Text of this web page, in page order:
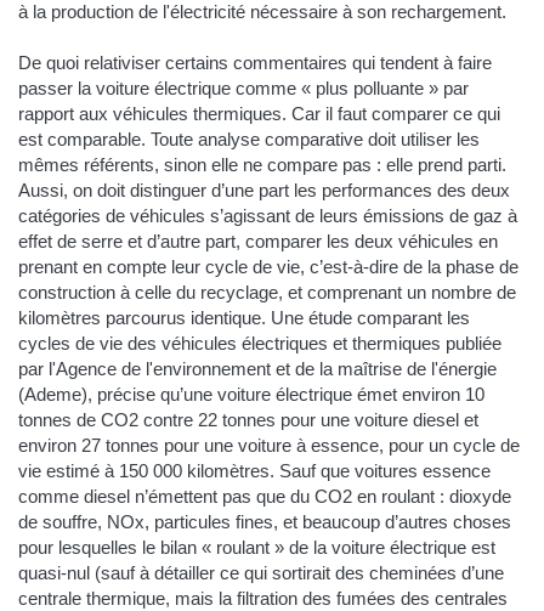
à la production de l'électricité nécessaire à son rechargement.
De quoi relativiser certains commentaires qui tendent à faire
passer la voiture électrique comme « plus polluante » par
rapport aux véhicules thermiques. Car il faut comparer ce qui
est comparable. Toute analyse comparative doit utiliser les
mêmes référents, sinon elle ne compare pas : elle prend parti.
Aussi, on doit distinguer d’une part les performances des deux
catégories de véhicules s’agissant de leurs émissions de gaz à
effet de serre et d’autre part, comparer les deux véhicules en
prenant en compte leur cycle de vie, c’est-à-dire de la phase de
construction à celle du recyclage, et comprenant un nombre de
kilomètres parcourus identique. Une étude comparant les
cycles de vie des véhicules électriques et thermiques publiée
par l'Agence de l'environnement et de la maîtrise de l'énergie
(Ademe), précise qu’une voiture électrique émet environ 10
tonnes de CO2 contre 22 tonnes pour une voiture diesel et
environ 27 tonnes pour une voiture à essence, pour un cycle de
vie estimé à 150 000 kilomètres. Sauf que voitures essence
comme diesel n’émettent pas que du CO2 en roulant : dioxyde
de souffre, NOx, particules fines, et beaucoup d’autres choses
pour lesquelles le bilan « roulant » de la voiture électrique est
quasi-nul (sauf à détailler ce qui sortirait des cheminées d’une
centrale thermique, mais la filtration des fumées des centrales